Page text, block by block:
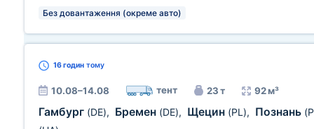
Без довантаження (окреме авто)
16 годин тому
10.08–14.08 тент 23 т 92 м³
Гамбург (DE), Бремен (DE), Щецин (PL), Познань